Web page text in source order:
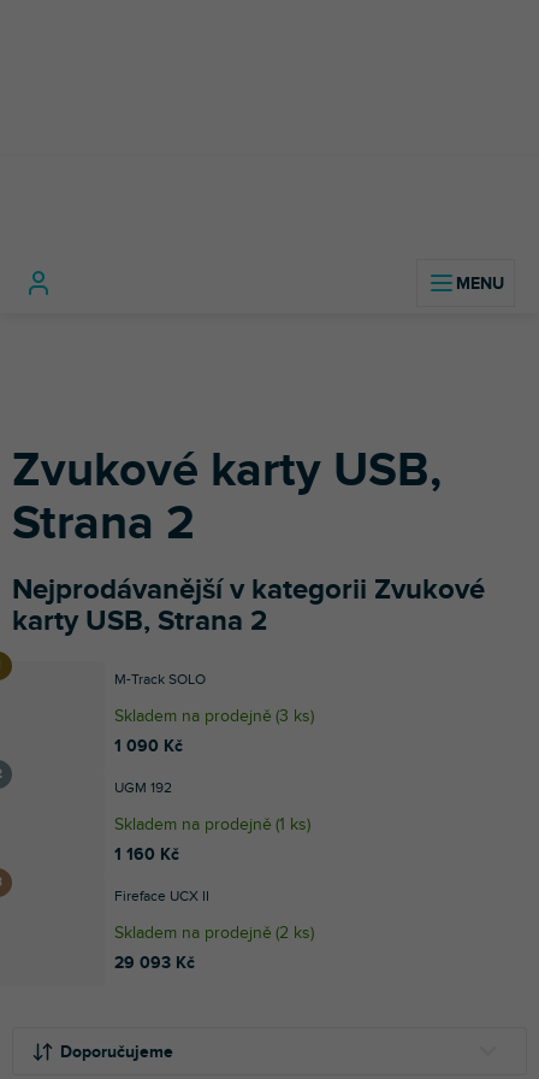
Zvukové karty USB,
Strana 2
Nejprodávanější v kategorii Zvukové
karty USB, Strana 2
M-Track SOLO
Skladem na prodejně (3 ks)
1 090 Kč
UGM 192
Skladem na prodejně (1 ks)
1 160 Kč
Fireface UCX II
Skladem na prodejně (2 ks)
29 093 Kč
Doporučujeme